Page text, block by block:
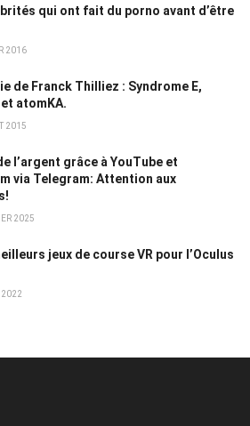
qui ont fait du porno avant d’être
2016
de Franck Thilliez : Syndrome E,
et atomKA.
2015
l’argent grâce à YouTube et
via Telegram: Attention aux
2025
jeux de course VR pour l’Oculus
2022